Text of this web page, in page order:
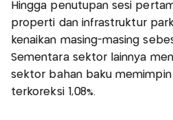
Hingga penutupan sesi
properti dan infrastruktur
kenaikan masing-masing
Sementara sektor lainnya
sektor bahan baku
terkoreksi 1,08%.